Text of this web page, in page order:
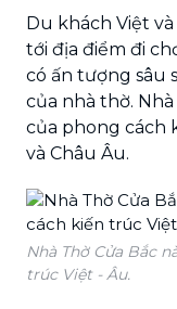
Du khách Việt
tới địa điểm đi
có ấn tượng sâu
của nhà thờ.
của phong cách
và Châu Âu.
Nhà Thờ Cửa Bắc
trúc Việt - Âu.